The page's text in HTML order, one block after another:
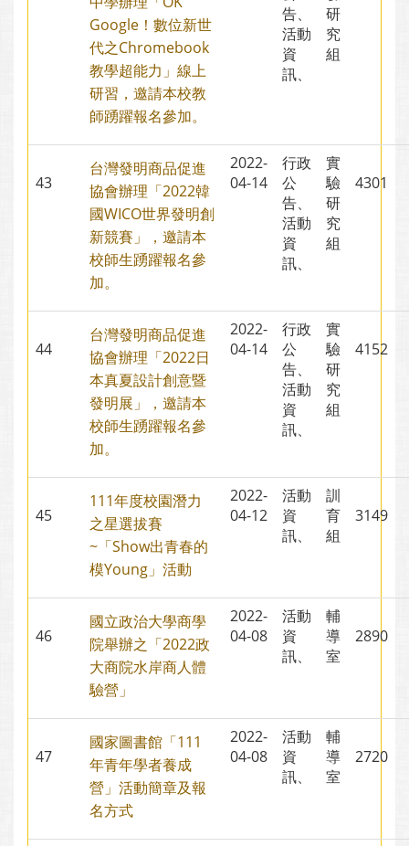
Google！數位新世
代之Chromebook
教學超能力」線上
研習，邀請本校教
師踴躍報名參加。
告、
活動
資
訊、
研
究
組
43
台灣發明商品促進
協會辦理「2022韓
國WICO世界發明創
新競賽」，邀請本
校師生踴躍報名參
加。
2022-
04-14
行政
公
告、
活動
資
訊、
實
驗
研
究
組
4301
44
台灣發明商品促進
協會辦理「2022日
本真夏設計創意暨
發明展」，邀請本
校師生踴躍報名參
加。
2022-
04-14
行政
公
告、
活動
資
訊、
實
驗
研
究
組
4152
45
111年度校園潛力
之星選拔賽
~「Show出青春的
模Young」活動
2022-
04-12
活動
資
訊、
訓
育
組
3149
46
國立政治大學商學
院舉辦之「2022政
大商院水岸商人體
驗營」
2022-
04-08
活動
資
訊、
輔
導
室
2890
47
國家圖書館「111
年青年學者養成
營」活動簡章及報
名方式
2022-
04-08
活動
資
訊、
輔
導
室
2720